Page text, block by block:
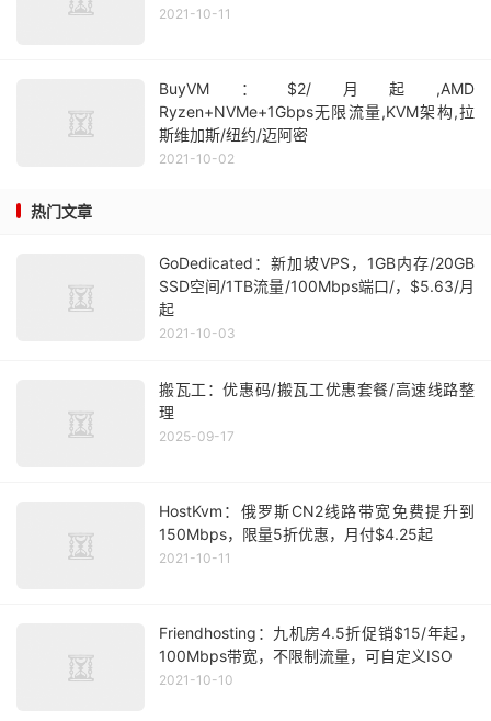
2021-10-11
BuyVM：$2/月起,AMD
Ryzen+NVMe+1Gbps无限流量,KVM架构,拉
斯维加斯/纽约/迈阿密
2021-10-02
热门文章
GoDedicated：新加坡VPS，1GB内存/20GB
SSD空间/1TB流量/100Mbps端口/，$5.63/月
起
2021-10-03
搬瓦工：优惠码/搬瓦工优惠套餐/高速线路整
理
2025-09-17
HostKvm：俄罗斯CN2线路带宽免费提升到
150Mbps，限量5折优惠，月付$4.25起
2021-10-11
Friendhosting：九机房4.5折促销$15/年起，
100Mbps带宽，不限制流量，可自定义ISO
2021-10-10